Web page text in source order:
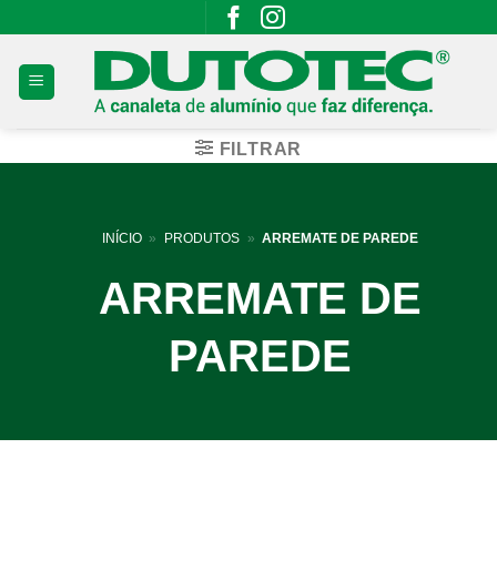
to
content
FILTRAR
INÍCIO » PRODUTOS » ARREMATE DE PAREDE
ARREMATE DE
PAREDE